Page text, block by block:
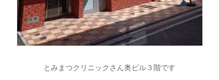
とみまつクリニックさん奥ビル３階です